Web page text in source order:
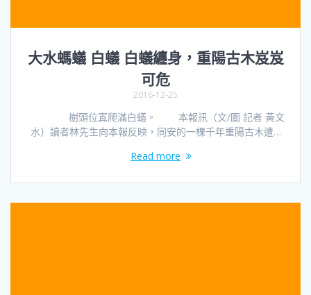
大水螞蟻 白蟻 白蟻纏身，重陽古木岌岌
可危
2016-12-25
樹頭位寘爬滿白蟻。 本報訊（文/圖 記者 黃文
水）讀者林先生向本報反映，同安的一棵千年重陽古木遭…
Read more